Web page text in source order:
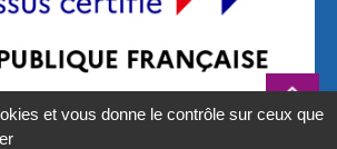
délivrée au titre des catégories d’actions suivantes :
et vous donne le contrôle sur ceux que